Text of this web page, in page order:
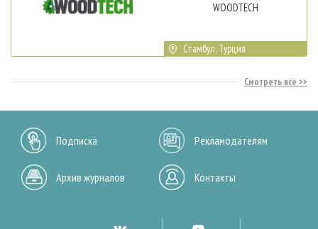
WOODTECH
Стамбул, Турция
Смотреть все
Подписка Рекламодателям
Архив журналов Контакты